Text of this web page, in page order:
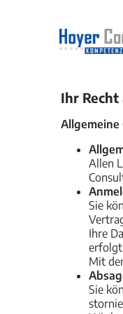
Ihr Recht
Allgemeine
Allen
Sie
Ihre
Mit
Sie